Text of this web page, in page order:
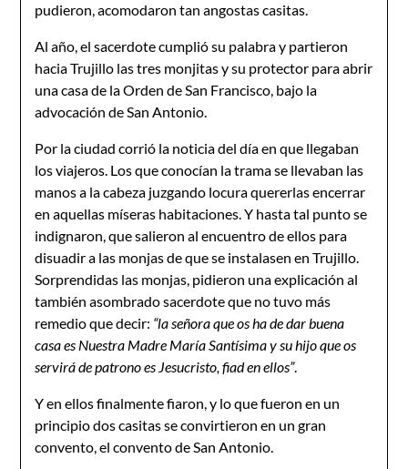
pudieron, acomodaron tan angostas casitas.
Al año, el sacerdote cumplió su palabra y partieron
hacia Trujillo las tres monjitas y su protector para abrir
una casa de la Orden de San Francisco, bajo la
advocación de San Antonio.
Por la ciudad corrió la noticia del día en que llegaban
los viajeros. Los que conocían la trama se llevaban las
manos a la cabeza juzgando locura quererlas encerrar
en aquellas míseras habitaciones. Y hasta tal punto se
indignaron, que salieron al encuentro de ellos para
disuadir a las monjas de que se instalasen en Trujillo.
Sorprendidas las monjas, pidieron una explicación al
también asombrado sacerdote que no tuvo más
remedio que decir: “la señora que os ha de dar buena
casa es Nuestra Madre María Santísima y su hijo que os
servirá de patrono es Jesucristo, fiad en ellos”.
Y en ellos finalmente fiaron, y lo que fueron en un
principio dos casitas se convirtieron en un gran
convento, el convento de San Antonio.